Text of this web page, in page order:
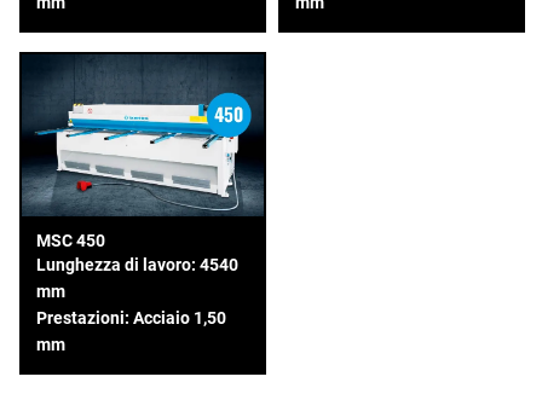
MSC 450
Lunghezza di lavoro: 4540
mm
Prestazioni: Acciaio 1,50
mm